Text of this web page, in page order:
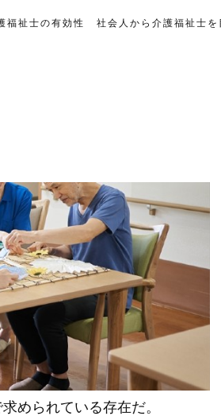
福祉士の有効性 社会人から介護福祉士を
められている存在だ。